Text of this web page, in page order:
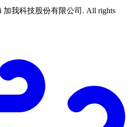
加我科技股份有限公司. All rights